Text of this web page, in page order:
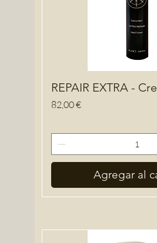
REPAIR EXTRA -
Precio
82,00 €
Agregar al